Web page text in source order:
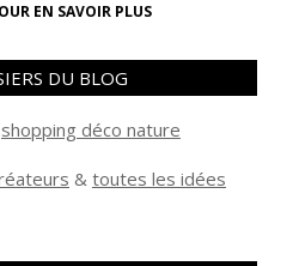
EN SAVOIR PLUS
DU BLOG
shopping déco nature
& toutes les idées